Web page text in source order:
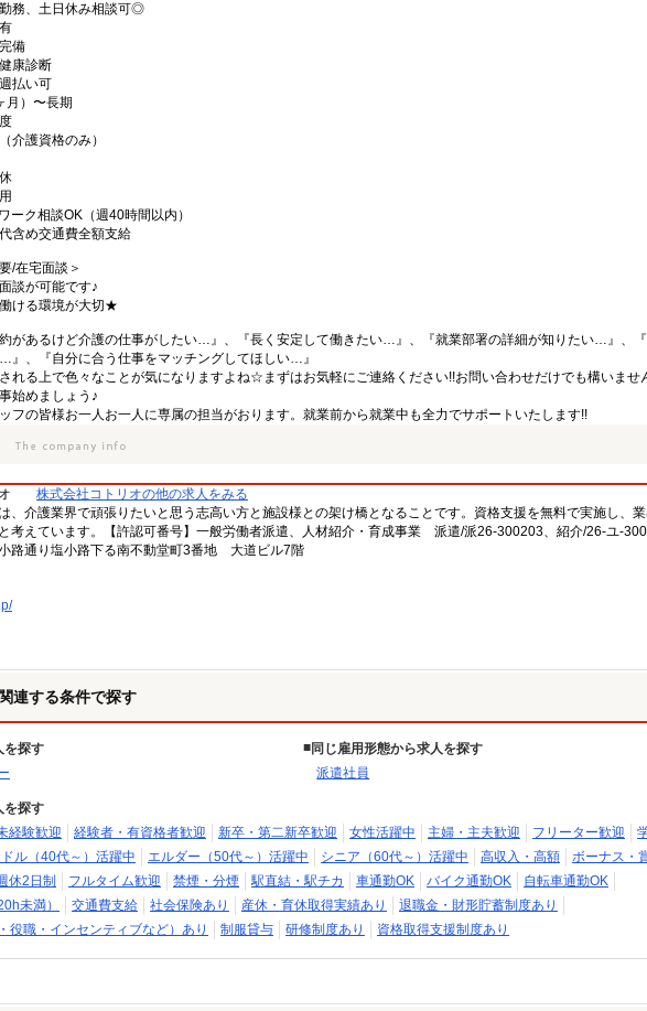
務、土日休み相談可◎
備
康診断
払い可
）〜長期
介護資格のみ）
ーク相談OK（週40時間以内）
含め交通費全額支給
/在宅面談＞
談が可能です♪
ける環境が大切★
約があるけど介護の仕事がしたい…』、『長く安定して働きたい…』、『就業部署の詳細が知りたい…』、
』、『自分に合う仕事をマッチングしてほしい…』
れる上で色々なことが気になりますよね☆まずはお気軽にご連絡ください!!お問い合わせだけでも構いませ
始めましょう♪
フの皆様お一人お一人に専属の担当がおります。就業前から就業中も全力でサポートいたします!!
株式会社コトリオの他の求人をみる
は、介護業界で頑張りたいと思う志高い方と施設様との架け橋となることです。資格支援を無料で実施し、
考えています。【許認可番号】一般労働者派遣、人材紹介・育成事業 派遣/派26-300203、紹介/26-ユ-
路通り塩小路下る南不動堂町3番地 大道ビル7階
連する条件で探す
を探す
同じ雇用形態から求人を探す
派遣社員
を探す
経験歓迎 経験者・有資格者歓迎 新卒・第二新卒歓迎 女性活躍中 主婦・主夫歓迎 フリーター歓迎
ドル（40代～）活躍中 エルダー（50代～）活躍中 シニア（60代～）活躍中 高収入・高額
ボーナス・
休2日制 フルタイム歓迎 禁煙・分煙 駅直結・駅チカ 車通勤OK バイク通勤OK
自転車通勤OK
未満）
交通費支給 社会保険あり 産休・育休取得実績あり
退職金・財形貯蓄制度あり
役職・インセンティブなど）あり
制服貸与 研修制度あり 資格取得支援制度あり